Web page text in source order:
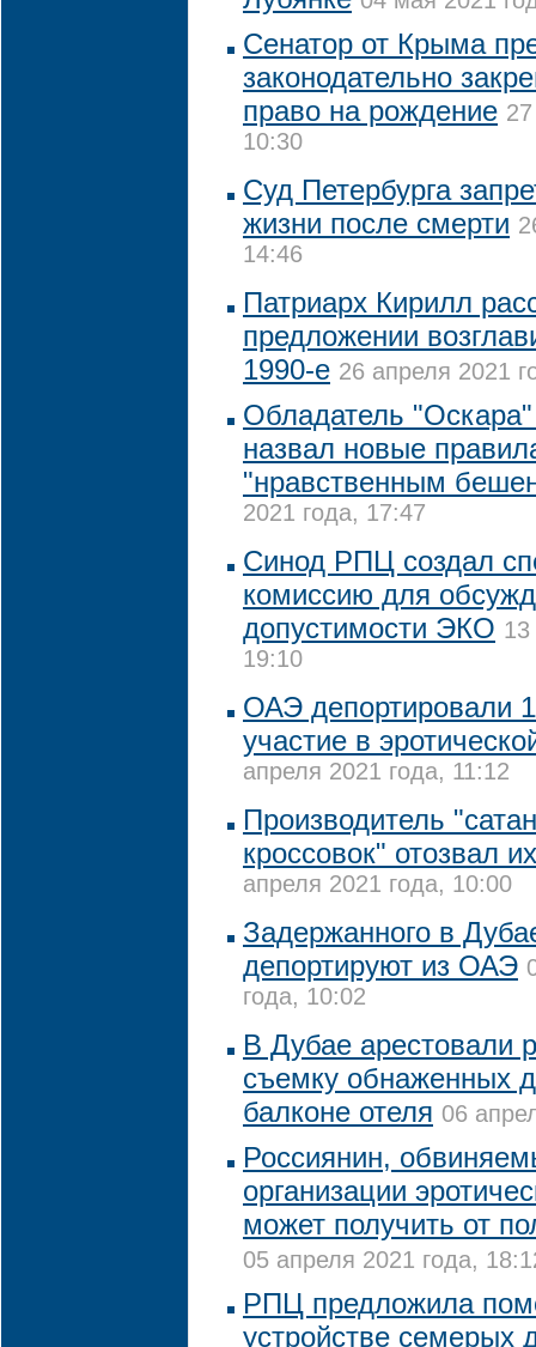
Сенатор от Крыма
законодательно
право на рождение
10:30
Суд Петербурга
жизни после смерти
14:46
Патриарх Кирилл
предложении
1990-е 26 апреля 2021
Обладатель
назвал новые
"нравственным
2021 года, 17:47
Синод РПЦ создал
комиссию для
допустимости ЭКО 13
19:10
ОАЭ депортировали
участие в
апреля 2021 года, 11:12
Производитель
кроссовок" отозвал
апреля 2021 года, 10:00
Задержанного в
депортируют из ОАЭ
года, 10:02
В Дубае арестовали
съемку обнаженных
балконе отеля 06
Россиянин,
организации
может получить от
05 апреля 2021 года,
РПЦ предложила
устройстве семерых